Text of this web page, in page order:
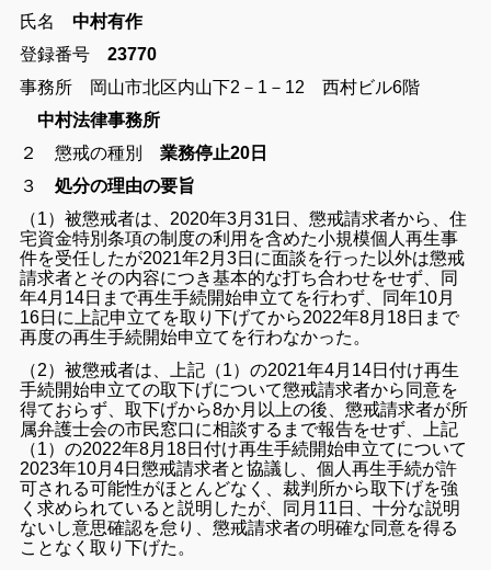
氏名
中村有作
登録番号23770
事務所 岡山市北区内山下2－1－12 西村ビル6階
中村法律事務所
２ 懲戒の種別
業務停止20日
３処分の理由の要旨
（1）被懲戒者は、2020年3月31日、懲戒請求者から、住
宅資金特別条項の制度の利用を含めた小規模個人再生事
件を受任したが2021年2月3日に面談を行った以外は懲戒
請求者とその内容につき基本的な打ち合わせをせず、同
年4月14日まで再生手続開始申立てを行わず、同年10月
16日に上記申立てを取り下げてから2022年8月18日まで
再度の再生手続開始申立てを行わなかった。
（2）被懲戒者は、上記（1）の2021年4月14日付け再生
手続開始申立ての取下げについて懲戒請求者から同意を
得ておらず、取下げから8か月以上の後、懲戒請求者が所
属弁護士会の市民窓口に相談するまで報告をせず、上記
（1）の2022年8月18日付け再生手続開始申立てについて
2023年10月4日懲戒請求者と協議し、個人再生手続が許
可される可能性がほとんどなく、裁判所から取下げを強
く求められていると説明したが、同月11日、十分な説明
ないし意思確認を怠り、懲戒請求者の明確な同意を得る
ことなく取り下げた。